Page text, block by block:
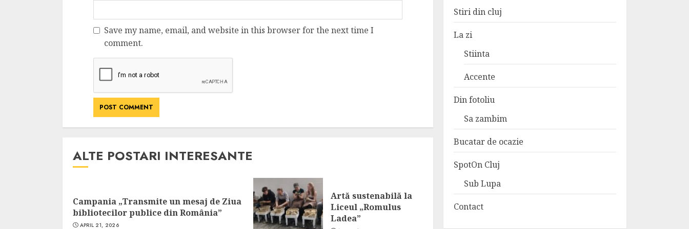
Save my name, email, and website in this browser for the next time I
comment.
ALTE POSTARI INTERESANTE
Campania „Transmite un mesaj de Ziua
bibliotecilor publice din România”
APRIL 21, 2026
Artă sustenabilă la
Liceul „Romulus
Ladea”
Stiri din cluj
La zi
Stiinta
Accente
Din fotoliu
Sa zambim
Bucatar de ocazie
SpotOn Cluj
Sub Lupa
Contact